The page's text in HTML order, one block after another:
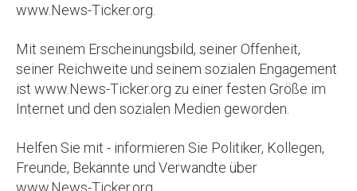
www.News-Ticker.org.
Mit seinem Erscheinungsbild, seiner Offenheit,
seiner Reichweite und seinem sozialen Engagement
ist www.News-Ticker.org zu einer festen Größe im
Internet und den sozialen Medien geworden.
Helfen Sie mit - informieren Sie Politiker, Kollegen,
Freunde, Bekannte und Verwandte über
www.News-Ticker.org.